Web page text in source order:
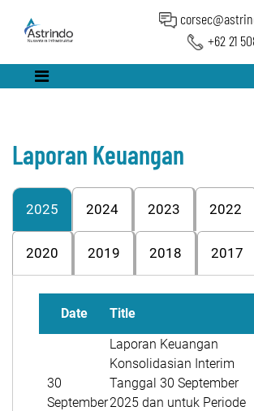
+62 21
Laporan Keuangan
2025 2024 2023 2022
2020 2019 2018 2017
Date Title
30
September
Laporan Keuangan
Konsolidasian Interim
Tanggal 30 September
2025 dan untuk Periode